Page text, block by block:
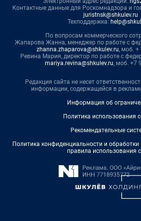
Контактные данные для Роскомнадзора и
juristnsk@shkulev.ru
Техподдержка:
По вопросам коммерческого
Жапарова Жанна, менеджер по работе с
zhanna.zhaparova@shkulev.ru, моб. +
Ревина Мария, директор по работе с
mariya.revina@shkulev.ru, моб. +7
Редакция сайта не несет
информации, содержащейся в
Информация об
Политика использования
Рекомендательные
Политика конфиденциальности и
правила использования